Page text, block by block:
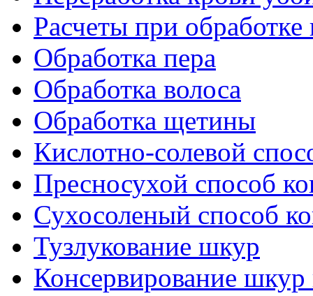
Расчеты при
Обработка пера
Обработка волоса
Обработка щетины
Кислотно-солевой
Пресносухой способ
Сухосоленый способ
Тузлукование шкур
Консервирование шкур